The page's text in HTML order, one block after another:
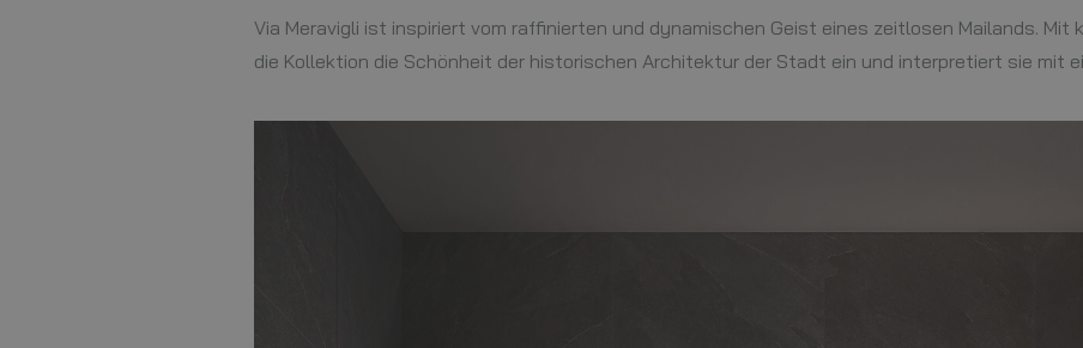
Via Meravigli ist inspiriert vom raffinierten und dynamischen Geist eines zeitlosen Mailands. Mit
die Kollektion die Schönheit der historischen Architektur der Stadt ein und interpretiert sie mit